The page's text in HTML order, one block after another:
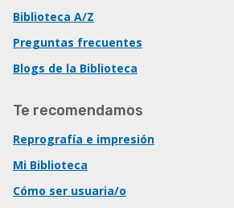
Biblioteca A/Z
Preguntas frecuentes
Blogs de la Biblioteca
Te recomendamos
Reprografía e impresión
Mi Biblioteca
Cómo ser usuaria/o